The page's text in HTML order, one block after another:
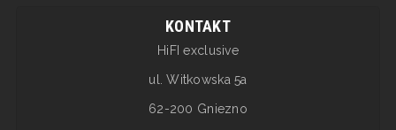
KONTAKT
HiFI exclusive
ul. Witkowska 5a
62-200 Gniezno